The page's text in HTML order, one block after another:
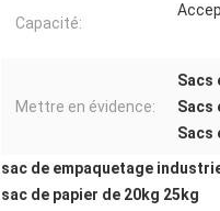
Capacité:
Mettre en évidence:
Sacs
Sacs
Sacs
sac de empaquetage
sac de papier de 20kg 25kg